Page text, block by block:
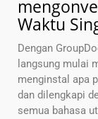
Waktu
Dengan
langsung mulai
menginstal apa
dan dilengkapi
semua bahasa